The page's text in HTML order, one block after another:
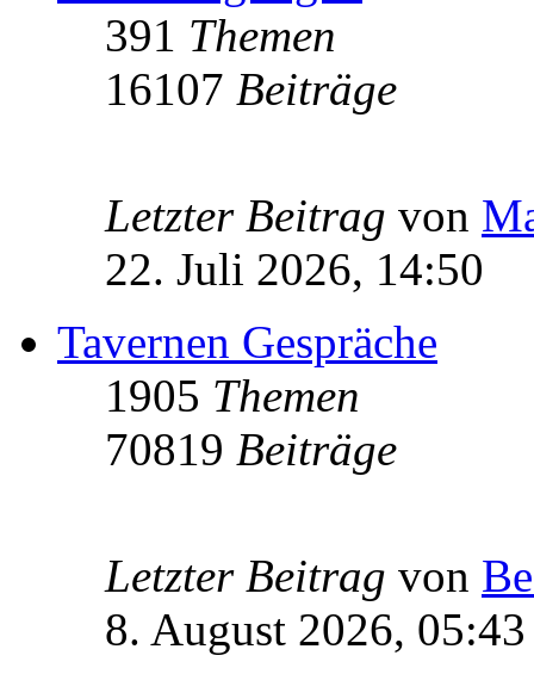
391 Themen
16107 Beiträge
Letzter Beitrag von
22. Juli 2026, 14:50
Tavernen Gespräche
1905 Themen
70819 Beiträge
Letzter Beitrag von
8. August 2026, 05:43